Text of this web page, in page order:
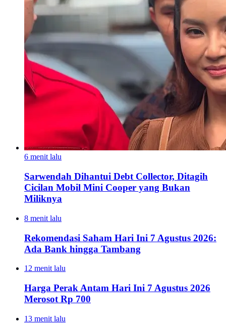
6 menit lalu
Sarwendah Dihantui Debt Collector, Ditagih
Cicilan Mobil Mini Cooper yang Bukan
Miliknya
8 menit lalu
Rekomendasi Saham Hari Ini 7 Agustus 2026:
Ada Bank hingga Tambang
12 menit lalu
Harga Perak Antam Hari Ini 7 Agustus 2026
Merosot Rp 700
13 menit lalu